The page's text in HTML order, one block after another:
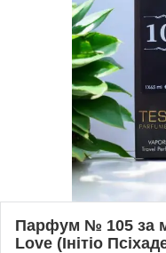
Парфум № 105 за
Love (Iнітіо